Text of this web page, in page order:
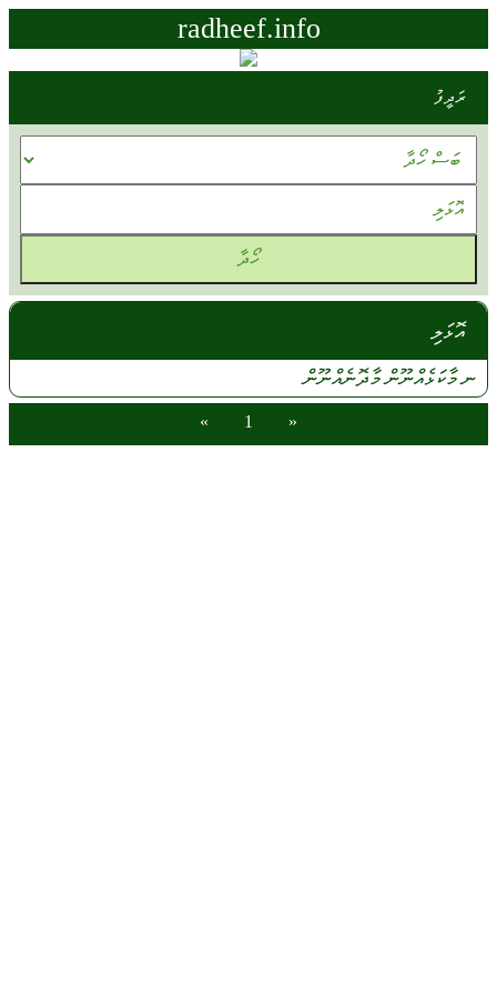
radheef.info
ރަދީފު
އޮޅަލި
ނމާކަޅެއްނޫންމާދޮނެއްނޫން
«
1
»